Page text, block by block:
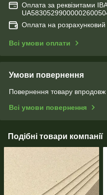
Оплата за реквізитами
Оплата на розрахунковий
Всі умови оплати
Умови повернення
Повернення товару впродовж
Всі умови повернення
Подібні товари компанії